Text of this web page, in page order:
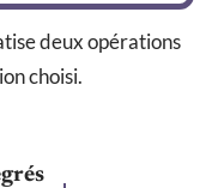
deux opérations
choisi.